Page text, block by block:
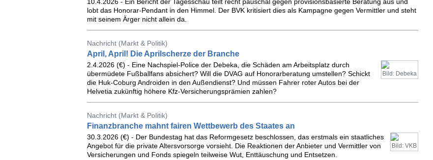
lobt das Honorar-Pendant in den Himmel. Der BVK kritisiert dies als Kampagne gegen Vermittler und steht
mit seinem Ärger nicht allein da.
Nachricht (Markt & Politik)
April, April! Die Aprilscherze der Branche
Bild: Debeka
2.4.2026 (€) - Eine Nachspiel-Police der Debeka, die Schäden am Arbeitsplatz durch
übermüdete Fußballfans absichert? Will die DVAG auf Honorarberatung umstellen? Schickt
die Huk-Coburg Androiden in den Außendienst? Und müssen Fahrer roter Autos bei der
Helvetia zukünftig höhere Kfz-Versicherungsprämien zahlen?
Nachricht (Markt & Politik)
Finanzbranche mahnt fairen Wettbewerb des Staates an
Bild: VKB
30.3.2026 (€) - Der Bundestag hat das Reformgesetz beschlossen, das erstmals ein staatliches
Angebot für die private Altersvorsorge vorsieht. Die Reaktionen der Anbieter und Vermittler von
Versicherungen und Fonds spiegeln teilweise Wut, Enttäuschung und Entsetzen.